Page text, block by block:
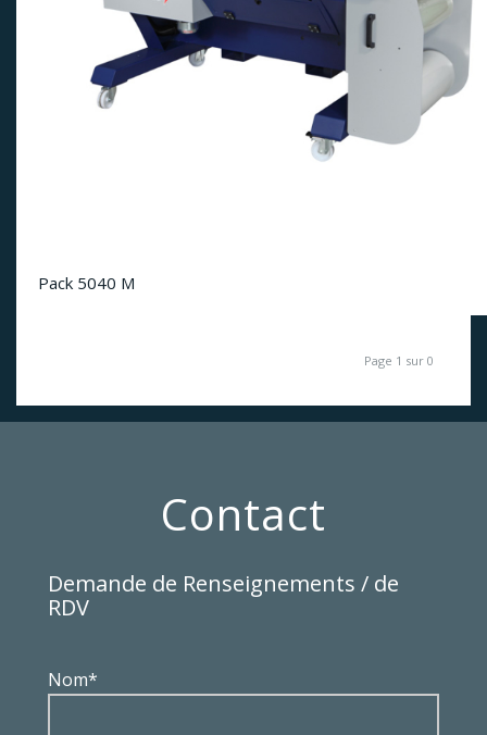
Pack 5040 M
Page 1 sur 0
Contact
Demande de Renseignements / de
RDV
Nom*